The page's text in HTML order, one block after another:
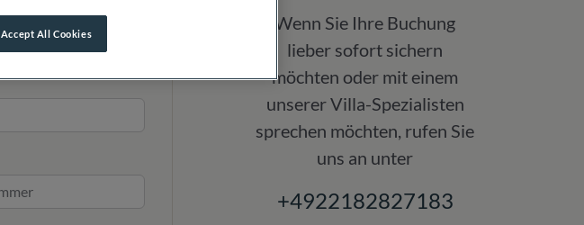
Wenn Sie Ihre Buchung
lieber sofort sichern
möchten oder mit einem
unserer Villa-Spezialisten
sprechen möchten, rufen Sie
uns an unter
+4922182827183
Accept All Cookies